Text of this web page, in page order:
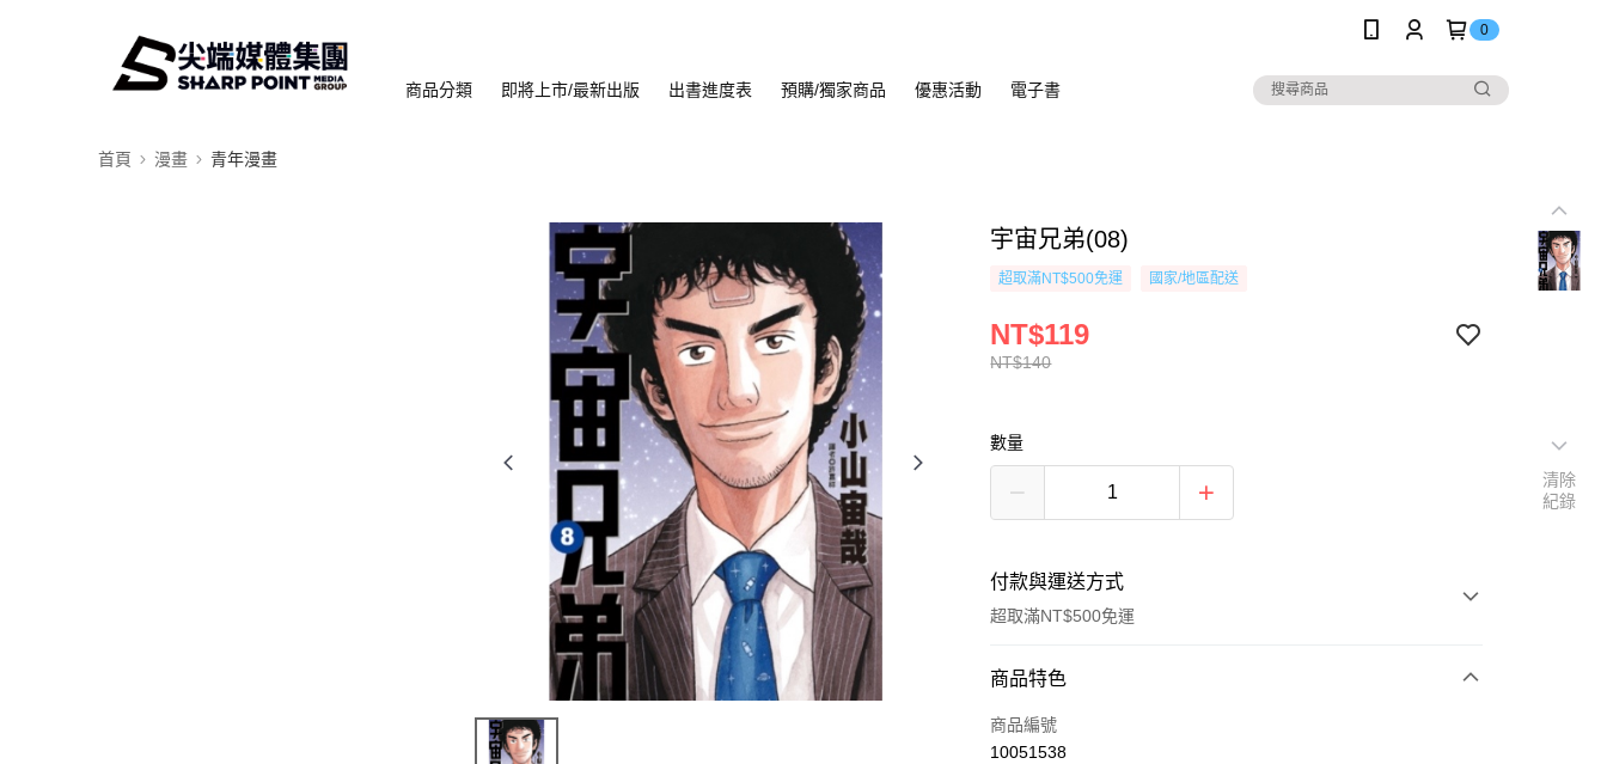
0
商品分類 即將上市/最新出版 出書進度表 預購/獨家商品 優惠活動 電子書
首頁 漫畫 青年漫畫
宇宙兄弟(08)
超取滿NT$500免運 國家/地區配送
NT$140
NT$119
數量
付款與運送方式
超取滿NT$500免運
付款方式
信用卡一次付款
商品特色
商品編號
10051538
清除
紀錄